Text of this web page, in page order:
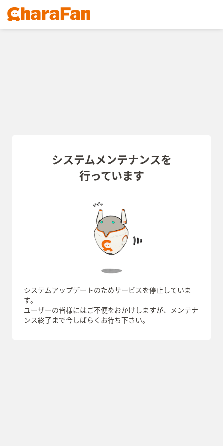
システムメンテナンスを
行っています
システムアップデートのためサービスを停止していま
す。
ユーザーの皆様にはご不便をおかけしますが、メンテナ
ンス終了まで今しばらくお待ち下さい。